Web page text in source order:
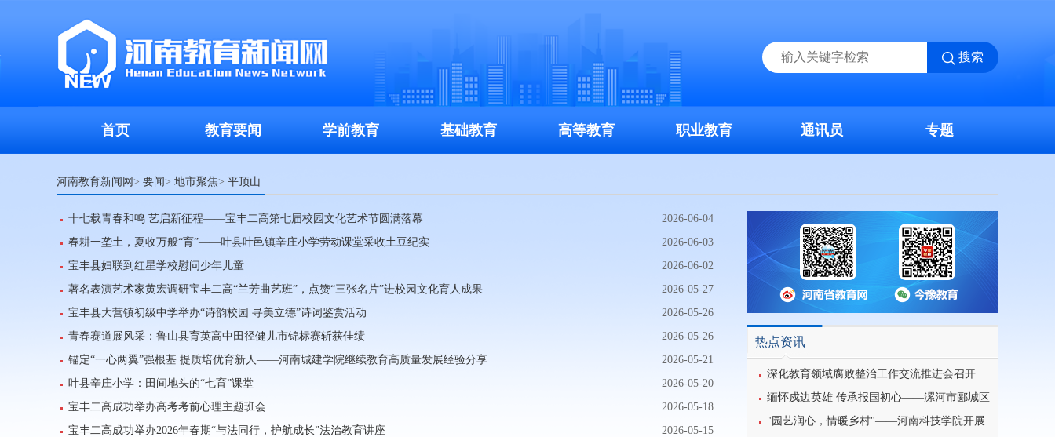
搜索
首页 教育要闻 学前教育 基础教育 高等教育 职业教育 通讯员 专题
河南教育新闻网> 要闻> 地市聚焦> 平顶山
热点资讯
深化教育领域腐败整治工作交流推进会召开
缅怀戍边英雄 传承报国初心——漯河市郾城区
东街小学开展八一建军节主题特色教育活动
"园艺润心，情暖乡村"——河南科技学院开展
2026-06-04
十七载青春和鸣 艺启新征程——宝丰二高第七届校园文化艺术节圆满落幕
2026-06-03
春耕一垄土，夏收万般“育”——叶县叶邑镇辛庄小学劳动课堂采收土豆纪实
2026-06-02
宝丰县妇联到红星学校慰问少年儿童
2026-05-27
著名表演艺术家黄宏调研宝丰二高“兰芳曲艺班”，点赞“三张名片”进校园文化育人成果
2026-05-26
宝丰县大营镇初级中学举办“诗韵校园 寻美立德”诗词鉴赏活动
2026-05-26
青春赛道展风采：鲁山县育英高中田径健儿市锦标赛斩获佳绩
2026-05-21
锚定“一心两翼”强根基 提质培优育新人——河南城建学院继续教育高质量发展经验分享
2026-05-20
叶县辛庄小学：田间地头的“七育”课堂
2026-05-18
宝丰二高成功举办高考考前心理主题班会
2026-05-15
宝丰二高成功举办2026年春期“与法同行，护航成长”法治教育讲座